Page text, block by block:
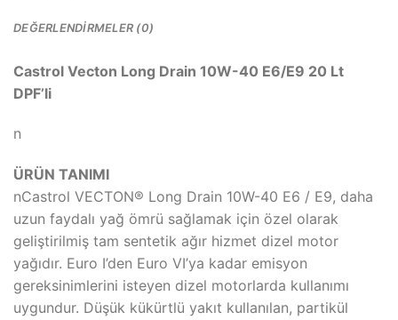
DEĞERLENDIRMELER (0)
Castrol Vecton Long Drain 10W-40 E6/E9 20 Lt
DPF’li
n
ÜRÜN TANIMI
nCastrol VECTON® Long Drain 10W-40 E6 / E9, daha
uzun faydalı yağ ömrü sağlamak için özel olarak
geliştirilmiş tam sentetik ağır hizmet dizel motor
yağıdır. Euro I’den Euro VI’ya kadar emisyon
gereksinimlerini isteyen dizel motorlarda kullanımı
uygundur. Düşük kükürtlü yakıt kullanılan, partikül